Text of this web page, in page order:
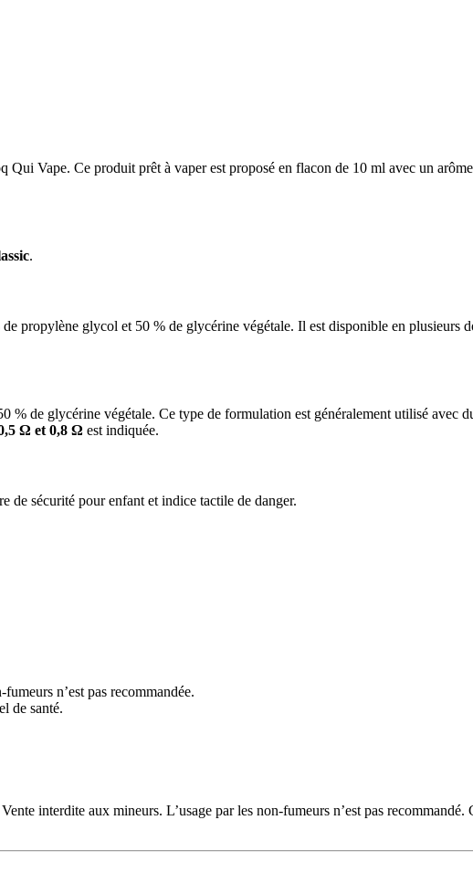
Vape. Ce produit prêt à vaper est proposé en flacon de 10 ml avec un
.
propylène glycol et 50 % de glycérine végétale. Il est disponible en plusieurs
de glycérine végétale. Ce type de formulation est généralement utilisé avec
Ω et 0,8 Ω est indiquée.
de sécurité pour enfant et indice tactile de danger.
n’est pas recommandée.
de santé.
interdite aux mineurs. L’usage par les non‑fumeurs n’est pas